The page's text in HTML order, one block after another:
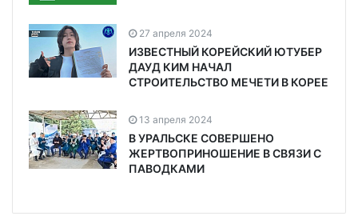
27 апреля 2024
ИЗВЕСТНЫЙ КОРЕЙСКИЙ ЮТУБЕР
ДАУД КИМ НАЧАЛ
СТРОИТЕЛЬСТВО МЕЧЕТИ В КОРЕЕ
13 апреля 2024
В УРАЛЬСКЕ СОВЕРШЕНО
ЖЕРТВОПРИНОШЕНИЕ В СВЯЗИ С
ПАВОДКАМИ